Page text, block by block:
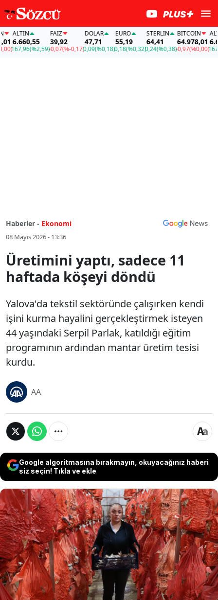
ALTIN
6.660,55
167,96(%2,59)
FAİZ
39,92
-0,07(%-0,17)
DOLAR
47,71
0,09(%0,18)
EURO
55,19
0,18(%0,32)
STERLIN
64,41
0,24(%0,38)
BITCOIN
64.978,01
-0,97(%0,00)
ALTIN
167,96
Haberler - Ekonomi
08 Mayıs 2026 - 13:36
Üretimini yaptı, sadece 11
haftada köşeyi döndü
Yalova'da tekstil sektöründe çalışırken kendi
işini kurma hayalini gerçekleştirmek isteyen
44 yaşındaki Serpil Parlak, katıldığı eğitim
programının ardından mantar üretim tesisi
kurdu.
AA
Google algoritmasına bırakmayın, okuyacağınız haberi
siz seçin! Tıkla ve ekle
Yalova'da tekstil sektöründe çalışırken kendi
işini kurma hayalini gerçekleştirmek isteyen
44 yaşındaki Serpil Parlak, katıldığı eğitim
programının ardından mantar üretim tesisi
kurdu.